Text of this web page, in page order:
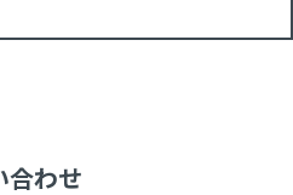
合わせ